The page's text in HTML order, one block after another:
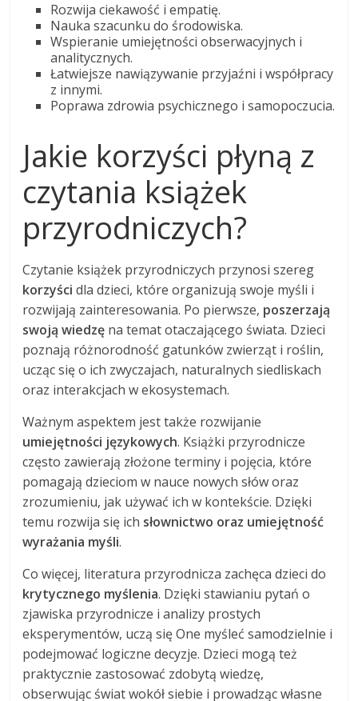
Rozwija ciekawość i empatię.
Nauka szacunku do środowiska.
Wspieranie umiejętności obserwacyjnych i
analitycznych.
Łatwiejsze nawiązywanie przyjaźni i współpracy
z innymi.
Poprawa zdrowia psychicznego i samopoczucia.
Jakie korzyści płyną z
czytania książek
przyrodniczych?
Czytanie książek przyrodniczych przynosi szereg
korzyści dla dzieci, które organizują swoje myśli i
rozwijają zainteresowania. Po pierwsze, poszerzają
swoją wiedzę na temat otaczającego świata. Dzieci
poznają różnorodność gatunków zwierząt i roślin,
ucząc się o ich zwyczajach, naturalnych siedliskach
oraz interakcjach w ekosystemach.
Ważnym aspektem jest także rozwijanie
umiejętności językowych. Książki przyrodnicze
często zawierają złożone terminy i pojęcia, które
pomagają dzieciom w nauce nowych słów oraz
zrozumieniu, jak używać ich w kontekście. Dzięki
temu rozwija się ich słownictwo oraz umiejętność
wyrażania myśli.
Co więcej, literatura przyrodnicza zachęca dzieci do
krytycznego myślenia. Dzięki stawianiu pytań o
zjawiska przyrodnicze i analizy prostych
eksperymentów, uczą się One myśleć samodzielnie i
podejmować logiczne decyzje. Dzieci mogą też
praktycznie zastosować zdobytą wiedzę,
obserwując świat wokół siebie i prowadząc własne